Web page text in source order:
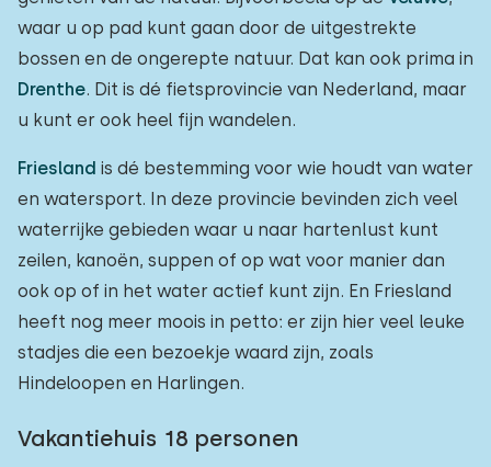
waar u op pad kunt gaan door de uitgestrekte
bossen en de ongerepte natuur. Dat kan ook prima in
Drenthe. Dit is dé fietsprovincie van Nederland, maar
u kunt er ook heel fijn wandelen.
Friesland is dé bestemming voor wie houdt van water
en watersport. In deze provincie bevinden zich veel
waterrijke gebieden waar u naar hartenlust kunt
zeilen, kanoën, suppen of op wat voor manier dan
ook op of in het water actief kunt zijn. En Friesland
heeft nog meer moois in petto: er zijn hier veel leuke
stadjes die een bezoekje waard zijn, zoals
Hindeloopen en Harlingen.
Vakantiehuis 18 personen